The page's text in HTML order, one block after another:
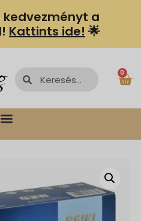
kedvezményt a
Kattints ide! 🌟
0